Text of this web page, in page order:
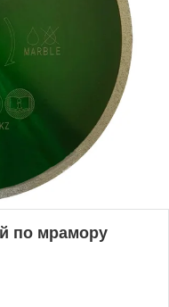
по мрамору